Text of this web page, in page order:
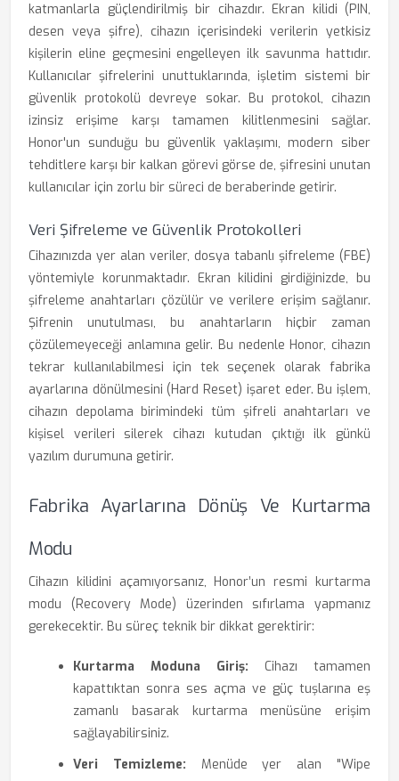
katmanlarla güçlendirilmiş bir cihazdır. Ekran kilidi (PIN,
desen veya şifre), cihazın içerisindeki verilerin yetkisiz
kişilerin eline geçmesini engelleyen ilk savunma hattıdır.
Kullanıcılar şifrelerini unuttuklarında, işletim sistemi bir
güvenlik protokolü devreye sokar. Bu protokol, cihazın
izinsiz erişime karşı tamamen kilitlenmesini sağlar.
Honor'un sunduğu bu güvenlik yaklaşımı, modern siber
tehditlere karşı bir kalkan görevi görse de, şifresini unutan
kullanıcılar için zorlu bir süreci de beraberinde getirir.
Veri Şifreleme ve Güvenlik Protokolleri
Cihazınızda yer alan veriler, dosya tabanlı şifreleme (FBE)
yöntemiyle korunmaktadır. Ekran kilidini girdiğinizde, bu
şifreleme anahtarları çözülür ve verilere erişim sağlanır.
Şifrenin unutulması, bu anahtarların hiçbir zaman
çözülemeyeceği anlamına gelir. Bu nedenle Honor, cihazın
tekrar kullanılabilmesi için tek seçenek olarak fabrika
ayarlarına dönülmesini (Hard Reset) işaret eder. Bu işlem,
cihazın depolama birimindeki tüm şifreli anahtarları ve
kişisel verileri silerek cihazı kutudan çıktığı ilk günkü
yazılım durumuna getirir.
Fabrika Ayarlarına Dönüş Ve Kurtarma
Modu
Cihazın kilidini açamıyorsanız, Honor’un resmi kurtarma
modu (Recovery Mode) üzerinden sıfırlama yapmanız
gerekecektir. Bu süreç teknik bir dikkat gerektirir:
Kurtarma Moduna Giriş: Cihazı tamamen
kapattıktan sonra ses açma ve güç tuşlarına eş
zamanlı basarak kurtarma menüsüne erişim
sağlayabilirsiniz.
Veri Temizleme: Menüde yer alan "Wipe